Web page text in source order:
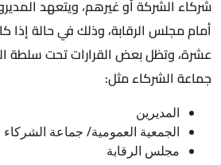
شركاء الشركة أو غيرهم، ويتعهد
أمام مجلس الرقابة، وذلك في حالة إذا
عشرة، وتظل بعض القرارات تحت سلطة
جماعة الشركاء مثل:
المديرين
الجمعية العمومية/ جماعة الشركاء
مجلس الرقابة